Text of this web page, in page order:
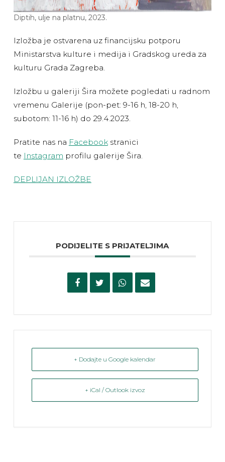
Diptih, ulje na platnu, 2023.
Izložba je ostvarena uz financijsku potporu
Ministarstva kulture i medija i Gradskog ureda za
kulturu Grada Zagreba.
Izložbu u galeriji Šira možete pogledati u radnom
vremenu Galerije (pon-pet: 9-16 h, 18-20 h,
subotom: 11-16 h) do 29.4.2023.
Pratite nas na Facebookstranici
te Instagram profilu galerije Šira.
DEPLIJAN IZLOŽBE
PODIJELITE S PRIJATELJIMA
+ Dodajte u Google kalendar
+ iCal / Outlook izvoz